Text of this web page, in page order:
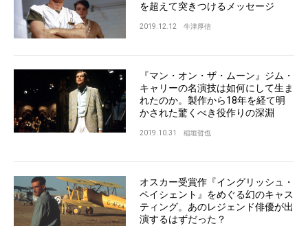
を超えて突きつけるメッセージ
2019.12.12 牛津厚信
『マン・オン・ザ・ムーン』ジム・
キャリーの名演技は如何にして生ま
れたのか。製作から18年を経て明
かされた驚くべき役作りの深淵
2019.10.31 稲垣哲也
オスカー受賞作『イングリッシュ・
ペイシェント』をめぐる幻のキャス
ティング。あのレジェンド俳優が出
演するはずだった？